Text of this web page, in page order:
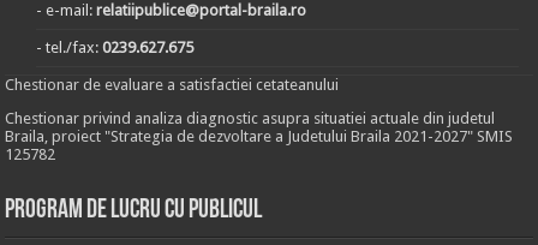
- e-mail:relatiipublice@portal-braila.ro
- tel./fax:0239.627.675
Chestionar de evaluare a satisfactiei cetateanului
Chestionar privind analiza diagnostic asupra situatiei actuale din judetul
Braila, proiect "Strategia de dezvoltare a Judetului Braila 2021-2027" SMIS
125782
Program de lucru cu publicul